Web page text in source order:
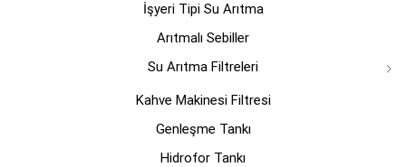
İşyeri Tipi Su Arıtma
Arıtmalı Sebiller
Su Arıtma Filtreleri
Kahve Makinesi Filtresi
Genleşme Tankı
Hidrofor Tankı